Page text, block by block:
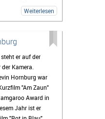
Gemeinsam
Weiterlesen
er auf der
Kamera.
Hornburg war
"Am Zaun"
Award in
Jahr ist er